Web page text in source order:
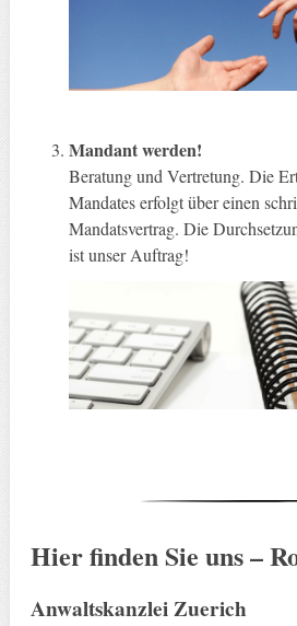
Mandant werden!
Beratung und Vertretung. Die
Mandates erfolgt über einen
Mandatsvertrag. Die
ist unser Auftrag!
Hier finden Sie uns –
Anwaltskanzlei Zuerich